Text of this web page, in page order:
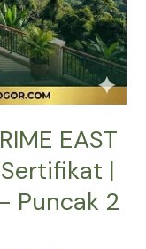
EAST
Sertifikat |
Puncak 2